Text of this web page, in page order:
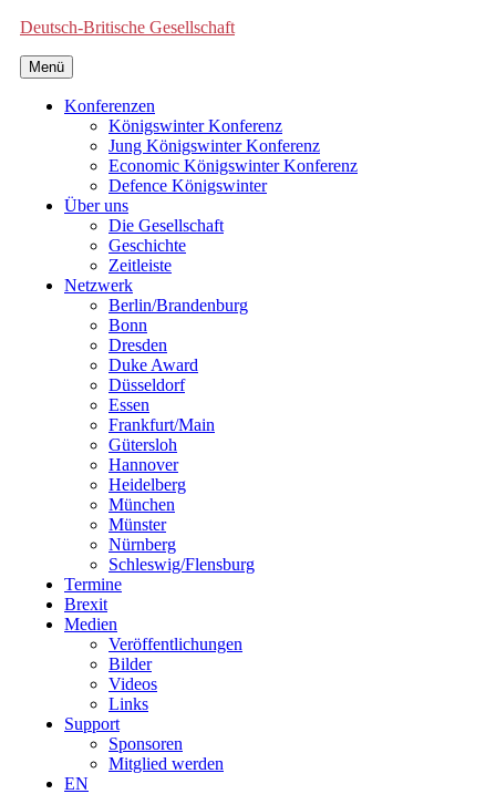
Deutsch-Britische Gesellschaft
Menü
Konferenzen
Königswinter Konferenz
Jung Königswinter Konferenz
Economic Königswinter Konferenz
Defence Königswinter
Über uns
Die Gesellschaft
Geschichte
Zeitleiste
Netzwerk
Berlin/Brandenburg
Bonn
Dresden
Duke Award
Düsseldorf
Essen
Frankfurt/Main
Gütersloh
Hannover
Heidelberg
München
Münster
Nürnberg
Schleswig/Flensburg
Termine
Brexit
Medien
Veröffentlichungen
Bilder
Videos
Links
Support
Sponsoren
Mitglied werden
EN